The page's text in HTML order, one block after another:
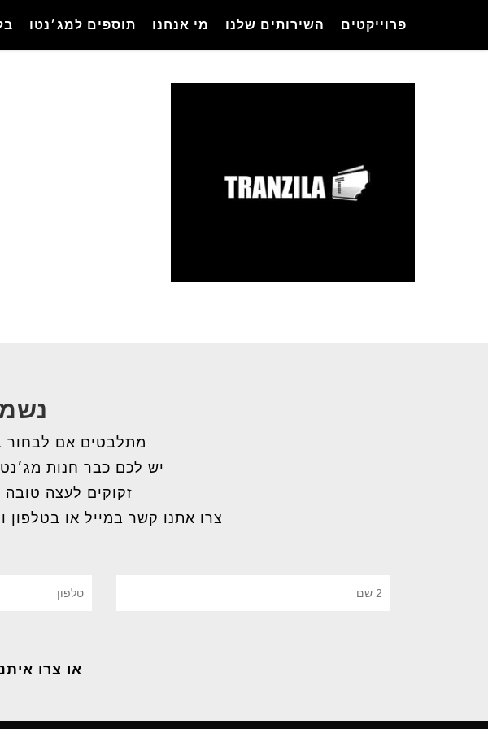
main
פרוייקטים השירותים שלנו מי אנחנו תוספים למג׳נטו
מתלבטים אם לבחור
יש לכם כבר חנות
זקוקים לעצה
צרו אתנו קשר במייל או
או צרו איתנו